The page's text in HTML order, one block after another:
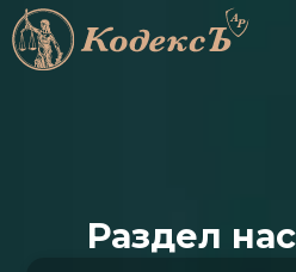
Раздел